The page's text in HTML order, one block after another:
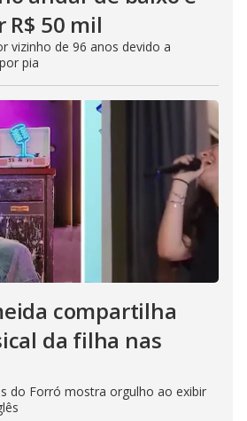
50 mil
vizinho de 96 anos devido a
pia
compartilha
da filha nas
do Forró mostra orgulho ao exibir